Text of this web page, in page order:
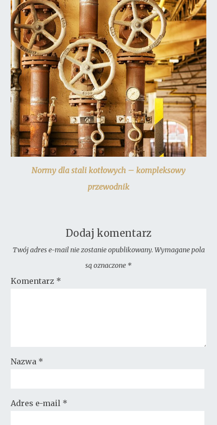
Normy dla stali kotłowych – kompleksowy
przewodnik
Dodaj komentarz
Twój adres e-mail nie zostanie opublikowany. Wymagane pola
są oznaczone *
Komentarz *
Nazwa *
Adres e-mail *